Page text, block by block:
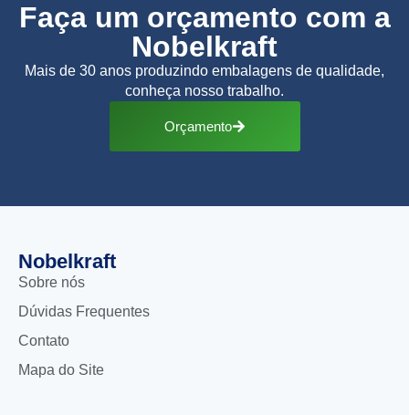
Faça um orçamento com a
Nobelkraft
Mais de 30 anos produzindo embalagens de qualidade,
conheça nosso trabalho.
Orçamento
Nobelkraft
Sobre nós
Dúvidas Frequentes
Contato
Mapa do Site